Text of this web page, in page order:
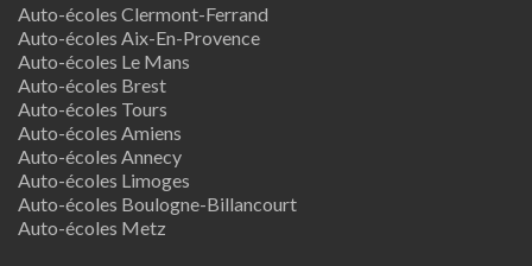
Auto-écoles Clermont-Ferrand
Auto-écoles Aix-En-Provence
Auto-écoles Le Mans
Auto-écoles Brest
Auto-écoles Tours
Auto-écoles Amiens
Auto-écoles Annecy
Auto-écoles Limoges
Auto-écoles Boulogne-Billancourt
Auto-écoles Metz